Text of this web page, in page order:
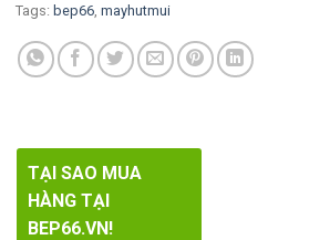
Tags: bep66 mayhutmui
TẠI SAO MUA
HÀNG TẠI
BEP66.VN!